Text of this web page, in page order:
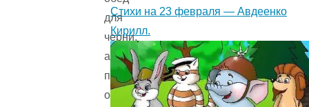
для
черни,
а
после
обеда
Стихи на 23 февраля — Авдеенко
Кирилл.